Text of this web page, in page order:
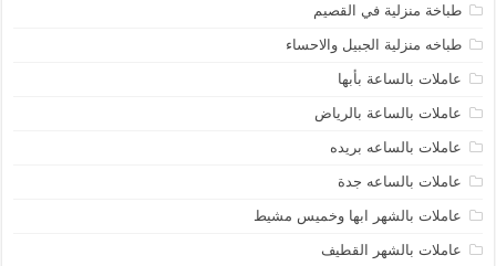
طباخة منزلية في القصيم
طباخه منزلية الجبيل والاحساء
عاملات بالساعة بأبها
عاملات بالساعة بالرياض
عاملات بالساعه بريده
عاملات بالساعه جدة
عاملات بالشهر ابها وخميس مشيط
عاملات بالشهر القطيف